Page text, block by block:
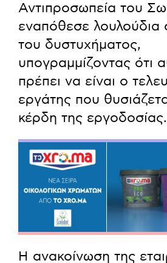
Αντιπροσωπεία του
εναπόθεσε λουλούδια
του δυστυχήματος,
υπογραμμίζοντας ότι
πρέπει να είναι ο
εργάτης που
κέρδη της εργοδοσίας.
Η ανακοίνωση της